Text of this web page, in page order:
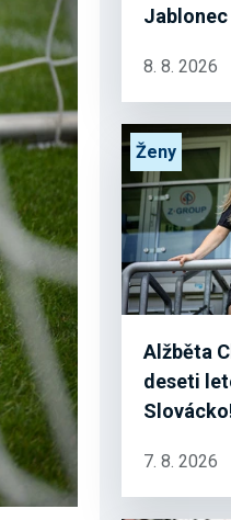
Jablonec
8. 8. 2026
Alžběta
deseti
Ženy
7. 8. 2026